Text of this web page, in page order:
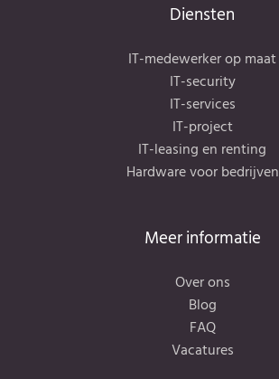
Diensten
IT-medewerker op maat
IT-security
IT-services
IT-project
IT-leasing en renting
Hardware voor bedrijven
Meer informatie
Over ons
Blog
FAQ
Vacatures